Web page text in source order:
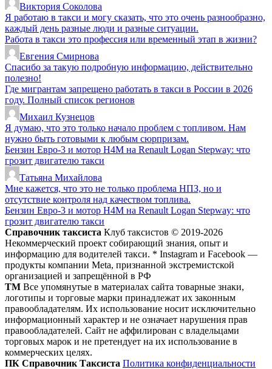
Виктория Соколова
Я работаю в такси и могу сказать, что это очень разнообразно,
каждый день разные люди и разные ситуации.
Работа в такси это профессия или временный этап в жизни?
Евгения Смирнова
Спасибо за такую подробную информацию, действительно
полезно!
Где мигрантам запрещено работать в такси в России в 2026
году. Полный список регионов
Михаил Кузнецов
Я думаю, что это только начало проблем с топливом. Нам
нужно быть готовыми к любым сюрпризам.
Бензин Евро-3 и мотор H4M на Renault Logan Stepway: что
грозит двигателю такси
Татьяна Михайлова
Мне кажется, что это не только проблема НПЗ, но и
отсутствие контроля над качеством топлива.
Бензин Евро-3 и мотор H4M на Renault Logan Stepway: что
грозит двигателю такси
Справочник таксиста Клуб таксистов © 2019-2026
Некоммерческий проект собирающий знания, опыт и
информацию для водителей такси. * Instagram и Facebook —
продукты компании Meta, признанной экстремистской
организацией и запрещённой в РФ
ТМ Все упомянутые в материалах сайта товарные знаки,
логотипы и торговые марки принадлежат их законным
правообладателям. Их использование носит исключительно
информационный характер и не означает нарушения прав
правообладателей. Сайт не аффилирован с владельцами
торговых марок и не претендует на их использование в
коммерческих целях.
ПК Справочник Таксиста Политика конфиденциальности